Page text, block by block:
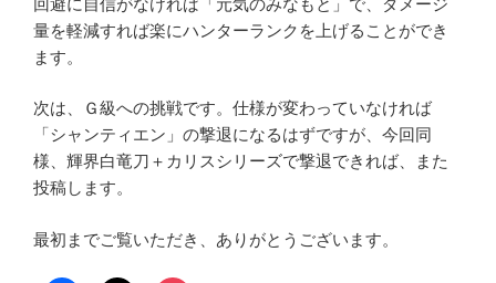
量を軽減すれば楽にハンターランクを上げることができ
ます。
次は、Ｇ級への挑戦です。仕様が変わっていなければ
「シャンティエン」の撃退になるはずですが、今回同
様、輝界白竜刀＋カリスシリーズで撃退できれば、また
投稿します。
最初までご覧いただき、ありがとうございます。